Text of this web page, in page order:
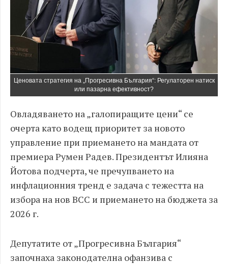
Ценовата стратегия на „Прогресивна България“: Регулаторен натиск
или пазарна ефективност?
Овладяването на „галопиращите цени“ се
очерта като водещ приоритет за новото
управление при приемането на мандата от
премиера Румен Радев. Президентът Илияна
Йотова подчерта, че пречупването на
инфлационния тренд е задача с тежестта на
избора на нов ВСС и приемането на бюджета за
2026 г.
Депутатите от „Прогресивна България“
започнаха законодателна офанзива с